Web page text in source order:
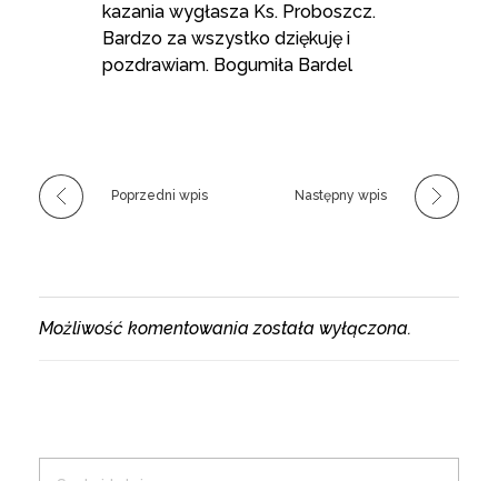
kazania wygłasza Ks. Proboszcz.
Bardzo za wszystko dziękuję i
pozdrawiam. Bogumiła Bardel
Poprzedni wpis Następny wpis
Możliwość komentowania została wyłączona.